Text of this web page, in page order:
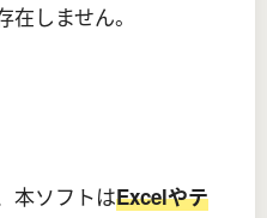
しません。
本ソフトはExcelやテ